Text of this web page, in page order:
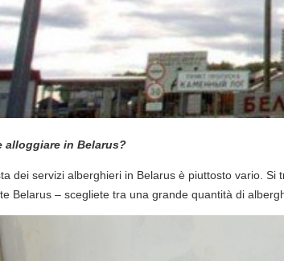
alloggiare in Belarus?
dei servizi alberghieri in Belarus è piuttosto vario.
Belarus – scegliete tra una grande quantità di